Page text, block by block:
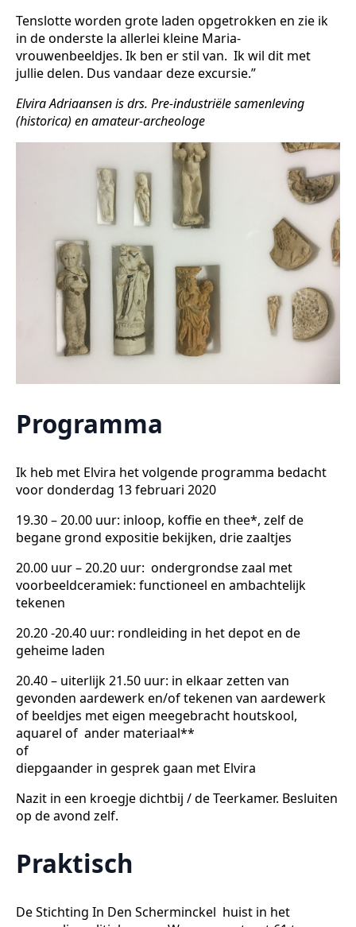
Tenslotte worden grote laden opgetrokken en zie ik
in de onderste la allerlei kleine Maria-
vrouwenbeeldjes. Ik ben er stil van. Ik wil dit met
jullie delen. Dus vandaar deze excursie.”
Elvira Adriaansen is drs. Pre-industriële samenleving
(historica) en amateur-archeologe
Programma
Ik heb met Elvira het volgende programma bedacht
voor donderdag 13 februari 2020
19.30 – 20.00 uur: inloop, koffie en thee*, zelf de
begane grond expositie bekijken, drie zaaltjes
20.00 uur – 20.20 uur: ondergrondse zaal met
voorbeeldceramiek: functioneel en ambachtelijk
tekenen
20.20 -20.40 uur: rondleiding in het depot en de
geheime laden
20.40 – uiterlijk 21.50 uur: in elkaar zetten van
gevonden aardewerk en/of tekenen van aardewerk
of beeldjes met eigen meegebracht houtskool,
aquarel of ander materiaal**
of
diepgaander in gesprek gaan met Elvira
Nazit in een kroegje dichtbij / de Teerkamer. Besluiten
op de avond zelf.
Praktisch
De Stichting In Den Scherminckel huist in het